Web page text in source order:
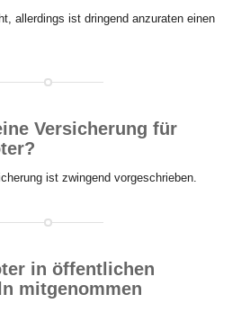
allerdings ist dringend anzuraten einen
Versicherung für
ist zwingend vorgeschrieben.
in öffentlichen
mitgenommen